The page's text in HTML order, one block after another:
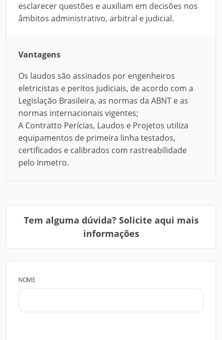
esclarecer questões e auxiliam em decisões nos
âmbitos administrativo, arbitral e judicial.
Vantagens
Os laudos são assinados por engenheiros
eletricistas e peritos judiciais, de acordo com a
Legislação Brasileira, as normas da ABNT e as
normas internacionais vigentes;
A Contratto Perícias, Laudos e Projetos utiliza
equipamentos de primeira linha testados,
certificados e calibrados com rastreabilidade
pelo Inmetro.
Tem alguma dúvida? Solicite aqui mais
informações
NOME